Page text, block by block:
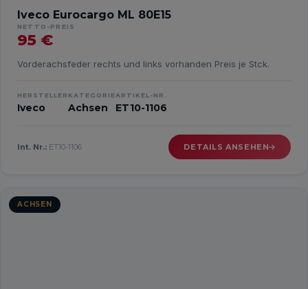
Iveco Eurocargo ML 80E15
NETTO-PREIS
95 €
Vorderachsfeder rechts und links vorhanden Preis je Stck.
HERSTELLER
Iveco
KATEGORIE
Achsen
ARTIKEL-NR.
ET10-1106
Int. Nr.: ET10-1106 DETAILS ANSEHEN
ACHSEN